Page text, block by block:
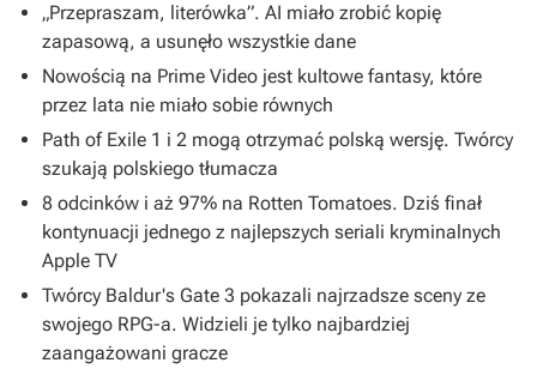
„Przepraszam, literówka”. AI miało zrobić kopię
zapasową, a usunęło wszystkie dane
Nowością na Prime Video jest kultowe fantasy, które
przez lata nie miało sobie równych
Path of Exile 1 i 2 mogą otrzymać polską wersję. Twórcy
szukają polskiego tłumacza
8 odcinków i aż 97% na Rotten Tomatoes. Dziś finał
kontynuacji jednego z najlepszych seriali kryminalnych
Apple TV
Twórcy Baldur's Gate 3 pokazali najrzadsze sceny ze
swojego RPG-a. Widzieli je tylko najbardziej
zaangażowani gracze